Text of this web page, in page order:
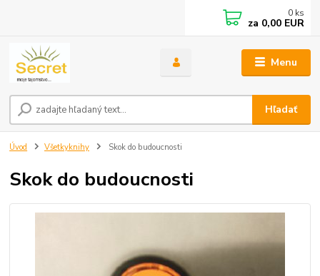
Menu
Hľadať
0 ks
za 0,00 EUR
Úvod Všetkyknihy Skok do budoucnosti
Skok do budoucnosti